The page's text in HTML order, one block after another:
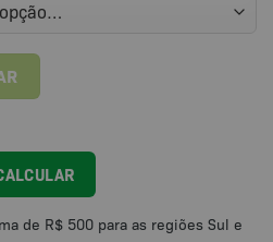
on AFO 100 / LATERAL para